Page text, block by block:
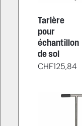
Tarière
pour
échantillon
de sol
CHF125,84